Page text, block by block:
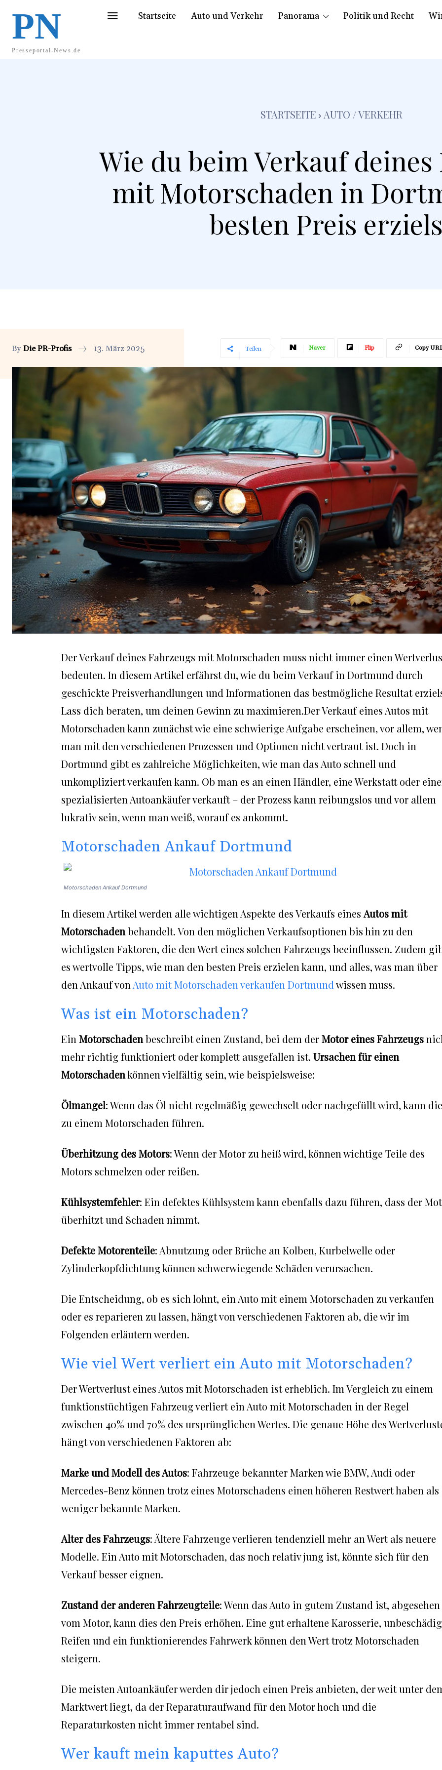
PN
Presseportal-News.de
Startseite Auto und Verkehr Panorama Politik und Recht
STARTSEITE AUTO / VERKEHR
Wie du beim Verkauf deines
mit Motorschaden in
besten Preis
By Die PR-Profis 13. März 2025 Teilen Naver Flip Copy
Der Verkauf deines Fahrzeugs mit Motorschaden muss nicht immer einen
bedeuten. In diesem Artikel erfährst du, wie du beim Verkauf in Dortmund durch
geschickte Preisverhandlungen und Informationen das bestmögliche Resultat
Lass dich beraten, um deinen Gewinn zu maximieren.Der Verkauf eines Autos mit
Motorschaden kann zunächst wie eine schwierige Aufgabe erscheinen, vor allem,
man mit den verschiedenen Prozessen und Optionen nicht vertraut ist. Doch in
Dortmund gibt es zahlreiche Möglichkeiten, wie man das Auto schnell und
unkompliziert verkaufen kann. Ob man es an einen Händler, eine Werkstatt oder
spezialisierten Autoankäufer verkauft – der Prozess kann reibungslos und vor allem
lukrativ sein, wenn man weiß, worauf es ankommt.
Motorschaden Ankauf Dortmund
Motorschaden Ankauf Dortmund
In diesem Artikel werden alle wichtigen Aspekte des Verkaufs eines Autos mit
Motorschadenbehandelt. Von den möglichen Verkaufsoptionen bis hin zu den
wichtigsten Faktoren, die den Wert eines solchen Fahrzeugs beeinflussen. Zudem
es wertvolle Tipps, wie man den besten Preis erzielen kann, und alles, was man über
den Ankauf von Auto mit Motorschaden verkaufen Dortmund wissen muss.
Was ist ein Motorschaden?
Ein Motorschadenbeschreibt einen Zustand, bei dem derMotor eines Fahrzeugs
mehr richtig funktioniert oder komplett ausgefallen ist. Ursachen für einen
Motorschadenkönnen vielfältig sein, wie beispielsweise:
Ölmangel: Wenn das Öl nicht regelmäßig gewechselt oder nachgefüllt wird, kann
zu einem Motorschaden führen.
Überhitzung des Motors: Wenn der Motor zu heiß wird, können wichtige Teile des
Motors schmelzen oder reißen.
Kühlsystemfehler: Ein defektes Kühlsystem kann ebenfalls dazu führen, dass der
überhitzt und Schaden nimmt.
Defekte Motorenteile: Abnutzung oder Brüche an Kolben, Kurbelwelle oder
Zylinderkopfdichtung können schwerwiegende Schäden verursachen.
Die Entscheidung, ob es sich lohnt, ein Auto mit einem Motorschaden zu verkaufen
oder es reparieren zu lassen, hängt von verschiedenen Faktoren ab, die wir im
Folgenden erläutern werden.
Wie viel Wert verliert ein Auto mit Motorschaden?
Der Wertverlust eines Autos mit Motorschaden ist erheblich. Im Vergleich zu einem
funktionstüchtigen Fahrzeug verliert ein Auto mit Motorschaden in der Regel
zwischen 40% und 70% des ursprünglichen Wertes. Die genaue Höhe des
hängt von verschiedenen Faktoren ab:
Marke und Modell des Autos: Fahrzeuge bekannter Marken wie BMW, Audi oder
Mercedes-Benz können trotz eines Motorschadens einen höheren Restwert haben als
weniger bekannte Marken.
Alter des Fahrzeugs: Ältere Fahrzeuge verlieren tendenziell mehr an Wert als neuere
Modelle. Ein Auto mit Motorschaden, das noch relativ jung ist, könnte sich für den
Verkauf besser eignen.
Zustand der anderen Fahrzeugteile: Wenn das Auto in gutem Zustand ist, abgesehen
vom Motor, kann dies den Preis erhöhen. Eine gut erhaltene Karosserie,
Reifen und ein funktionierendes Fahrwerk können den Wert trotz Motorschaden
steigern.
Die meisten Autoankäufer werden dir jedoch einen Preis anbieten, der weit unter
Marktwert liegt, da der Reparaturaufwand für den Motor hoch und die
Reparaturkosten nicht immer rentabel sind.
Wer kauft mein kaputtes Auto?